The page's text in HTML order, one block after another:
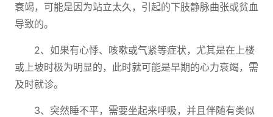
衰竭，可能是因为站立太久，引起的下肢静脉曲张或贫血
导致的。
2、如果有心悸、咳嗽或气紧等症状，尤其是在上楼
或上坡时极为明显的，此时就可能是早期的心力衰竭，需
及时就诊。
3、突然睡不平，需要坐起来呼吸，并且伴随有类似